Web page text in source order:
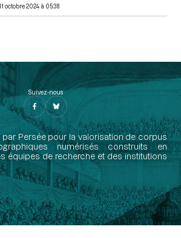
octobre 2024 à 05:38
Suivez-nous
Persée pour la valorisation de corpus
numérisés construits en
équipes de recherche et des institutions